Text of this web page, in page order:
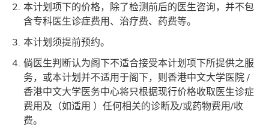
本计划项下的价格，除了检测前后的医生咨询，并不包
含专科医生诊症费用、治疗费、药费等。
本计划须提前预约。
倘医生判断认为阁下不适合接受本计划项下所提供之服
务，或本计划并不适用于阁下，则香港中文大学医院 /
香港中文大学医务中心将只根据现行价格收取医生诊症
费用及（如适用 ）任何相关的诊断及/或药物费用/收
费。